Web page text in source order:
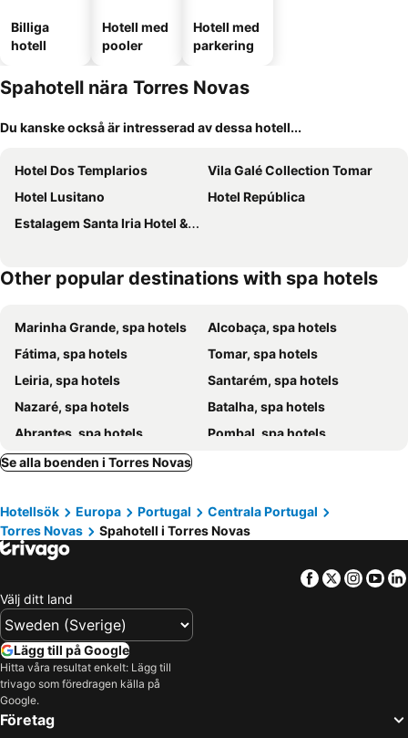
Billiga
hotell
Hotell med
pooler
Hotell med
parkering
Spahotell nära Torres Novas
Du kanske också är intresserad av dessa hotell...
Hotel Dos Templarios
Vila Galé Collection Tomar
Hotel Lusitano
Hotel República
Estalagem Santa Iria Hotel & Spa
Other popular destinations with spa hotels
Marinha Grande, spa hotels
Alcobaça, spa hotels
Fátima, spa hotels
Tomar, spa hotels
Leiria, spa hotels
Santarém, spa hotels
Nazaré, spa hotels
Batalha, spa hotels
Abrantes, spa hotels
Pombal, spa hotels
Ferreira do Zêzere, spa hotels
Rio Maior, spa hotels
Alvaiázere, spa hotels
Ourem, spa hotels
Cartaxo, spa hotels
Almeirim, spa hotels
Se alla boenden i Torres Novas
Hotellsök Europa Portugal
Centrala Portugal
Torres Novas
Spahotell i Torres Novas
Facebook
Twitter
Välj ditt land
Lägg till på Google
Hitta våra resultat enkelt: Lägg till
trivago som föredragen källa på
Google.
Företag